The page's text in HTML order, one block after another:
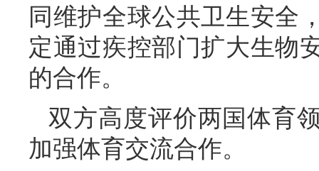
同维护全球公共卫生安全
定通过疾控部门扩大生物
的合作。
双方高度评价两国体育
加强体育交流合作。